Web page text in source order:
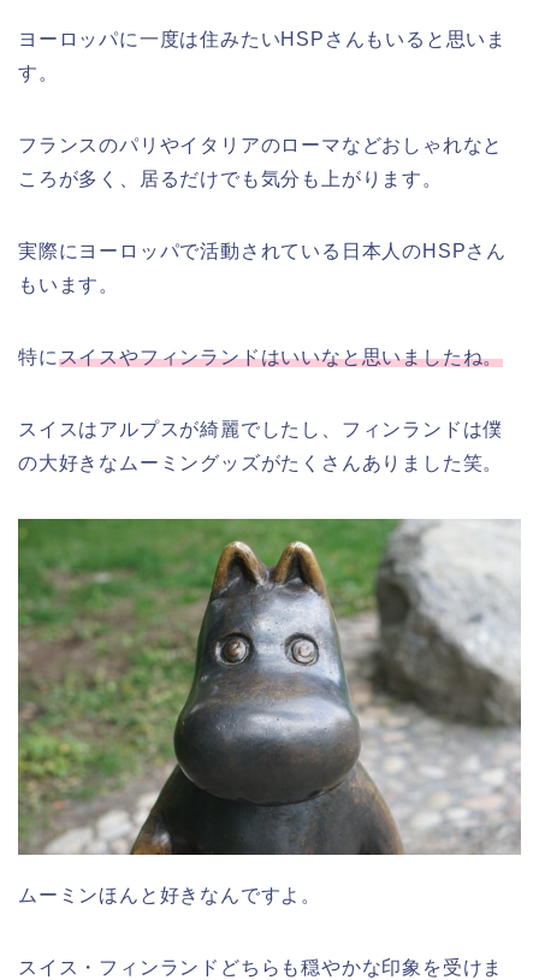
ヨーロッパに一度は住みたいHSPさんもいると思いま
す。
フランスのパリやイタリアのローマなどおしゃれなと
ころが多く、居るだけでも気分も上がります。
実際にヨーロッパで活動されている日本人のHSPさん
もいます。
特にスイスやフィンランドはいいなと思いましたね。
スイスはアルプスが綺麗でしたし、フィンランドは僕
の大好きなムーミングッズがたくさんありました笑。
ムーミンほんと好きなんですよ。
スイス・フィンランドどちらも穏やかな印象を受けま